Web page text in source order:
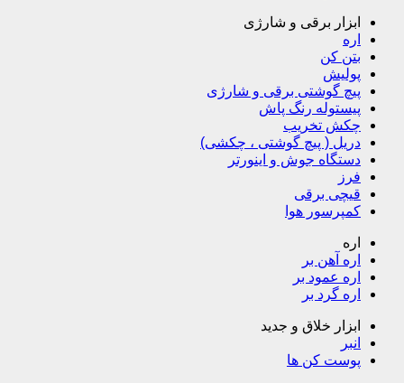
ابزار برقی و شارژی
اره
بتن کن
پولیش
پیچ گوشتی برقی و شارژی
پیستوله رنگ پاش
چکش تخریب
دریل ( پیچ گوشتی ، چکشی)
دستگاه جوش و اینورتر
فرز
قیچی برقی
کمپرسور هوا
اره
اره آهن بر
اره عمود بر
اره گرد بر
ابزار خلاق و جدید
انبر
پوست کن ها